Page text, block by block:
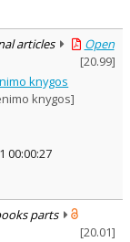
articles
Open
[20.99]
knygos
knygos]
00:00:27
parts
[20.01]